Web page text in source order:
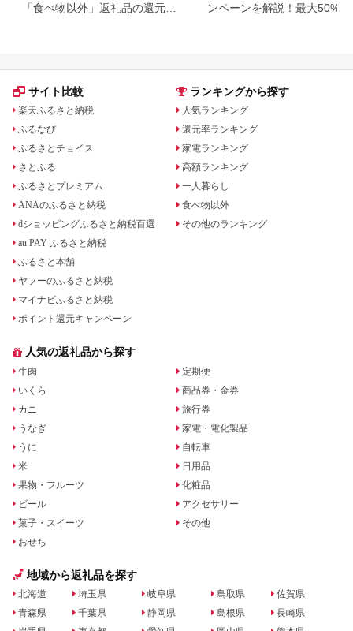
「食べ物以外」返礼品の還元率
ンペーンを解説！最大50%還
サイト比較
楽天ふるさと納税
ふるなび
ふるさとチョイス
さとふる
ふるさとプレミアム
ANAのふるさと納税
dショッピングふるさと納税百選
au PAY ふるさと納税
ふるさと本舗
ヤフーのふるさと納税
マイナビふるさと納税
ポイント還元キャンペーン
ランキングから探す
人気ランキング
還元率ランキング
家電ランキング
高額ランキング
一人暮らし
食べ物以外
その他のランキング
人気の返礼品から探す
牛肉
いくら
カニ
うなぎ
うに
米
果物・フルーツ
ビール
菓子・スイーツ
おせち
定期便
商品券・金券
旅行券
家電・電化製品
自転車
日用品
化粧品
アクセサリー
その他
地域から返礼品を探す
北海道
青森県
埼玉県
千葉県
岐阜県
静岡県
鳥取県
島根県
佐賀県
長崎県